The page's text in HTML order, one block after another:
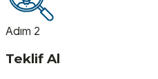
Adım 2
Teklif Al